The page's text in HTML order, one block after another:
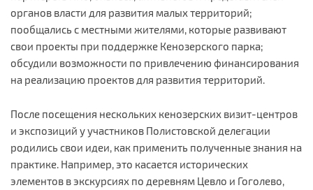
органов власти для развития малых территорий;
пообщались с местными жителями, которые развивают
свои проекты при поддержке Кенозерского парка;
обсудили возможности по привлечению финансирования
на реализацию проектов для развития территорий.
После посещения нескольких кенозерских визит-центров
и экспозиций у участников Полистовской делегации
родились свои идеи, как применить полученные знания на
практике. Например, это касается исторических
элементов в экскурсиях по деревням Цевло и Гоголево,